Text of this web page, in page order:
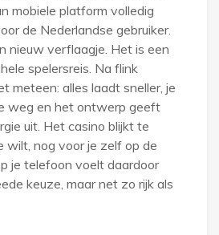
mobiele platform volledig
de Nederlandse gebruiker.
nieuw verflaagje. Het is een
spelersreis. Na flink
meteen: alles laadt sneller, je
weg en het ontwerp geeft
uit. Het casino blijkt te
wilt, nog voor je zelf op de
je telefoon voelt daardoor
keuze, maar net zo rijk als